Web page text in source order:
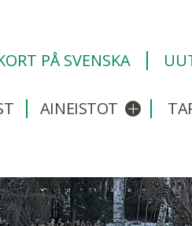
PÅ SVENSKA
AINEISTOT Avaa/